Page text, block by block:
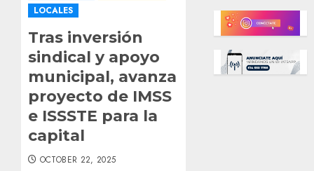
LOCALES
Tras inversión
sindical y apoyo
municipal, avanza
proyecto de IMSS
e ISSSTE para la
capital
OCTOBER 22, 2025